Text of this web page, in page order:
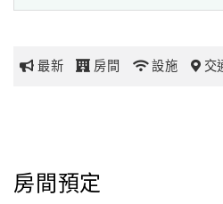
玩
地
圖
我們相信動物是人類最親暱的朋友
使之蘊散人文氣息，賦予栗田庄
最新 房間 設施 交
房間預定